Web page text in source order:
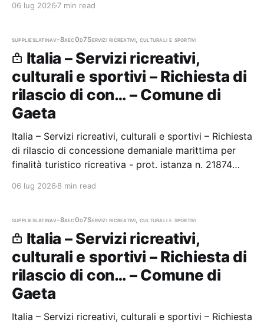
06 lug 2026 7 min read
supplieslatinav-8aec0d7Servizi ricreativi, culturali e sportivi
Italia – Servizi ricreativi,
culturali e sportivi – Richiesta di
rilascio di con… – Comune di
Gaeta
Italia – Servizi ricreativi, culturali e sportivi – Richiesta
di rilascio di concessione demaniale marittima per
finalità turistico ricreativa - prot. istanza n. 21874
06 lug 2026 8 min read
supplieslatinav-8aec0d7Servizi ricreativi, culturali e sportivi
Italia – Servizi ricreativi,
culturali e sportivi – Richiesta di
rilascio di con… – Comune di
Gaeta
Italia – Servizi ricreativi, culturali e sportivi – Richiesta